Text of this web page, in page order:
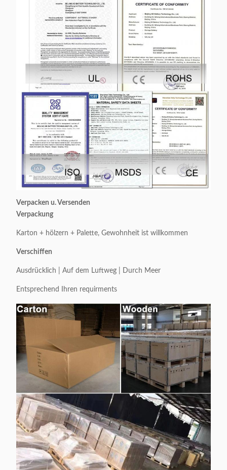
Verpacken u. Versenden
Verpackung
Karton + hölzern + Palette, Gewohnheit ist willkommen
Verschiffen
Ausdrücklich | Auf dem Luftweg | Durch Meer
Entsprechend Ihren requirments